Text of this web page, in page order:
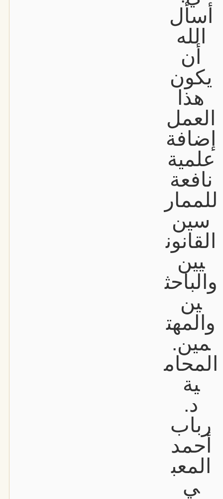
أسأل
الله
أن
يكون
هذا
العمل
إضافة
علمية
نافعة
للممار
سين
القانون
يين
والباحث
ين
والمهت
مين.
المحام
ية
د.
رباب
أحمد
المعب
ي